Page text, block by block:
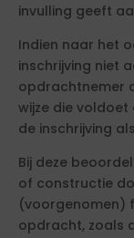
invulling geeft
Indien naar het
inschrijving niet
opdrachtnemer
wijze die
de inschrijving
Bij deze
of constructie
(voorgenomen)
opdracht, zoals